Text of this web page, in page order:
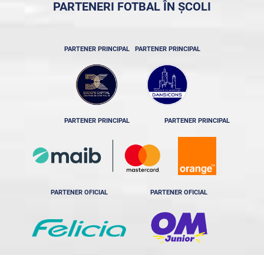
PARTENERI FOTBAL ÎN ȘCOLI
PARTENER PRINCIPAL PARTENER PRINCIPAL
PARTENER PRINCIPAL PARTENER PRINCIPAL
PARTENER OFICIAL PARTENER OFICIAL